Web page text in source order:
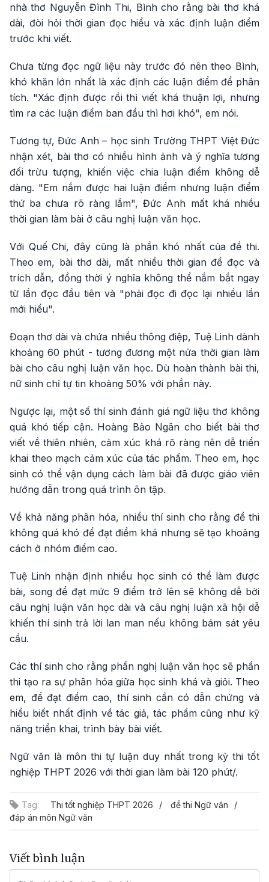
nhà thơ Nguyễn Đình Thi, Bình cho rằng bài thơ khá
dài, đòi hỏi thời gian đọc hiểu và xác định luận điểm
trước khi viết.
Chưa từng đọc ngữ liệu này trước đó nên theo Bình,
khó khăn lớn nhất là xác định các luận điểm để phân
tích. "Xác định được rồi thì viết khá thuận lợi, nhưng
tìm ra các luận điểm ban đầu thì hơi khó", em nói.
Tương tự, Đức Anh – học sinh Trường THPT Việt Đức
nhận xét, bài thơ có nhiều hình ảnh và ý nghĩa tương
đối trừu tượng, khiến việc chia luận điểm không dễ
dàng. "Em nắm được hai luận điểm nhưng luận điểm
thứ ba chưa rõ ràng lắm", Đức Anh mất khá nhiều
thời gian làm bài ở câu nghị luận văn học.
Với Quế Chi, đây cũng là phần khó nhất của đề thi.
Theo em, bài thơ dài, mất nhiều thời gian để đọc và
trích dẫn, đồng thời ý nghĩa không thể nắm bắt ngay
từ lần đọc đầu tiên và "phải đọc đi đọc lại nhiều lần
mới hiểu".
Đoạn thơ dài và chứa nhiều thông điệp, Tuệ Linh dành
khoảng 60 phút - tương đương một nửa thời gian làm
bài cho câu nghị luận văn học. Dù hoàn thành bài thi,
nữ sinh chỉ tự tin khoảng 50% với phần này.
Ngược lại, một số thí sinh đánh giá ngữ liệu thơ không
quá khó tiếp cận. Hoàng Bảo Ngân cho biết bài thơ
viết về thiên nhiên, cảm xúc khá rõ ràng nên dễ triển
khai theo mạch cảm xúc của tác phẩm. Theo em, học
sinh có thể vận dụng cách làm bài đã được giáo viên
hướng dẫn trong quá trình ôn tập.
Về khả năng phân hóa, nhiều thí sinh cho rằng đề thi
không quá khó để đạt điểm khá nhưng sẽ tạo khoảng
cách ở nhóm điểm cao.
Tuệ Linh nhận định nhiều học sinh có thể làm được
bài, song để đạt mức 9 điểm trở lên sẽ không dễ bởi
câu nghị luận văn học dài và câu nghị luận xã hội dễ
khiến thí sinh trả lời lan man nếu không bám sát yêu
cầu.
Các thí sinh cho rằng phần nghị luận văn học sẽ phần
thi tạo ra sự phân hóa giữa học sinh khá và giỏi. Theo
em, để đạt điểm cao, thí sinh cần có dẫn chứng và
hiểu biết nhất định về tác giả, tác phẩm cũng như kỹ
năng triển khai, trình bày bài viết.
Ngữ văn là môn thi tự luận duy nhất trong kỳ thi tốt
nghiệp THPT 2026 với thời gian làm bài 120 phút/.
Tag: Thi tốt nghiệp THPT 2026
đề thi Ngữ văn
đáp án môn Ngữ văn
Viết bình luận